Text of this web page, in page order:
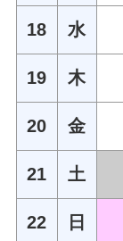
18 水
19 木
20 金
21 土
22 日